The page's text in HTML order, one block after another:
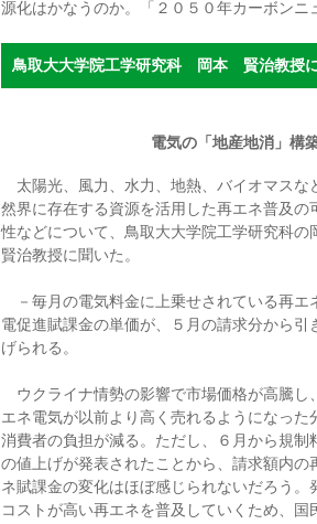
源化はかなうのか。「２０５０年カーボンニ
鳥取大大学院工学研究科 岡本 賢治教授
電気の「地産地消」構
太陽光、風力、水力、地熱、バイオマスな
然界に存在する資源を活用した再エネ普及の
性などについて、鳥取大大学院工学研究科の
賢治教授に聞いた。
－毎月の電気料金に上乗せされている再エ
電促進賦課金の単価が、５月の請求分から引
げられる。
ウクライナ情勢の影響で市場価格が高騰し
エネ電気が以前より高く売れるようになった
消費者の負担が減る。ただし、６月から規制
の値上げが発表されたことから、請求額内の
ネ賦課金の変化はほぼ感じられないだろう。
コストが高い再エネを普及していくため、国